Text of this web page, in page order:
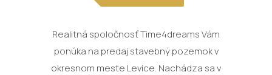
Realitná spoločnosť Time4dreams Vám
ponúka na predaj stavebný pozemok v
okresnom meste Levice. Nachádza sa v